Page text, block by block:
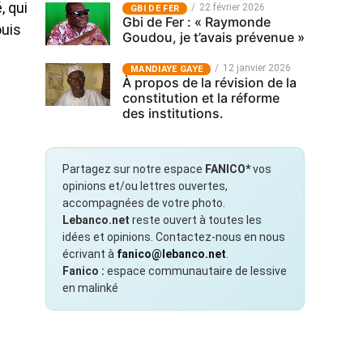
qui
GBI DE FER 22 février 2026
Gbi de Fer : « Raymonde
Goudou, je t’avais prévenue »
MANDIAYE GAYE 12 janvier 2026
À propos de la révision de la
constitution et la réforme
des institutions.
Partagez sur notre espace FANICO*vos
opinions et/ou lettres ouvertes,
accompagnées de votre photo.
Lebanco.net reste ouvert à toutes les
idées et opinions. Contactez-nous en nous
écrivant à fanico@lebanco.net
Fanico : espace communautaire de lessive
en malinké